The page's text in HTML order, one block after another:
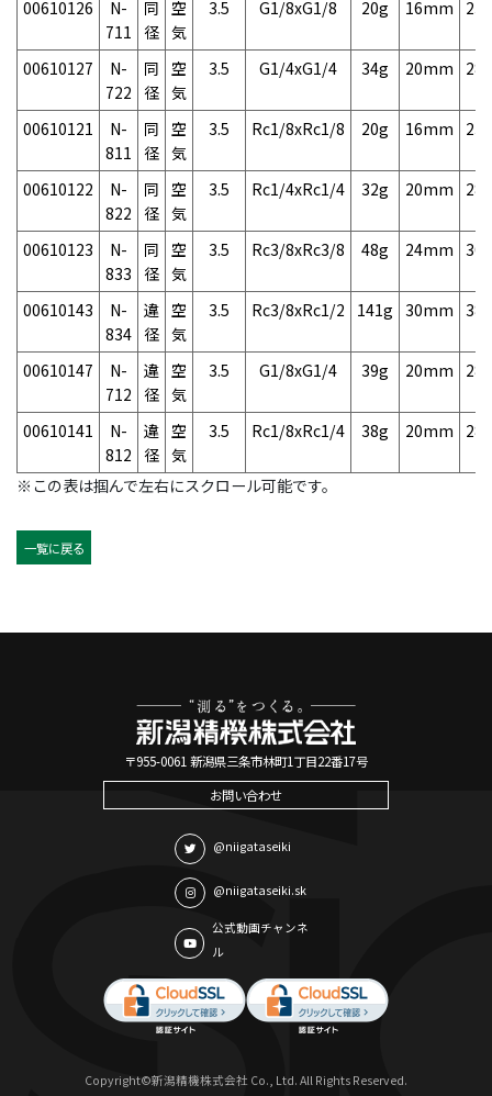
00610126
N-
711
同
径
空
気
3.5 G1/8xG1/8 20g 16mm
00610127
N-
722
同
径
空
気
3.5 G1/4xG1/4 34g 20mm
00610121
N-
811
同
径
空
気
3.5 Rc1/8xRc1/8 20g 16mm
00610122
N-
822
同
径
空
気
3.5 Rc1/4xRc1/4 32g 20mm
00610123
N-
833
同
径
空
気
3.5 Rc3/8xRc3/8 48g 24mm
00610143
N-
834
違
径
空
気
3.5 Rc3/8xRc1/2 141g 30mm
00610147
N-
712
違
径
空
気
3.5 G1/8xG1/4 39g 20mm
00610141
N-
812
違
径
空
気
3.5 Rc1/8xRc1/4 38g 20mm
※この表は掴んで左右にスクロール可能です。
一覧に戻る
〒955-0061 新潟県三条市林町1丁目22番17号
お問い合わせ
@niigataseiki
@niigataseiki.sk
公式動画チャンネ
ル
Copyright©新潟精機株式会社 Co., Ltd. All Rights Reserved.